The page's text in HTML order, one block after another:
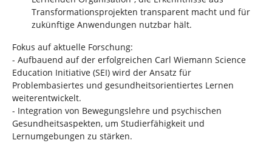
Transformationsprojekten transparent macht und für
zukünftige Anwendungen nutzbar hält.
Fokus auf aktuelle Forschung:
- Aufbauend auf der erfolgreichen Carl Wiemann Science
Education Initiative (SEI) wird der Ansatz für
Problembasiertes und gesundheitsorientiertes Lernen
weiterentwickelt.
- Integration von Bewegungslehre und psychischen
Gesundheitsaspekten, um Studierfähigkeit und
Lernumgebungen zu stärken.